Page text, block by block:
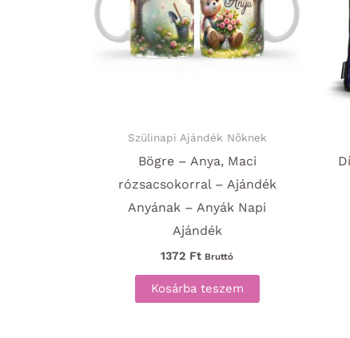
Szülinapi Ajándék Nőknek
Bögre – Anya, Maci
rózsacsokorral – Ajándék
Anyának – Anyák Napi
Ajándék
1372 Ft Bruttó
Kosárba teszem